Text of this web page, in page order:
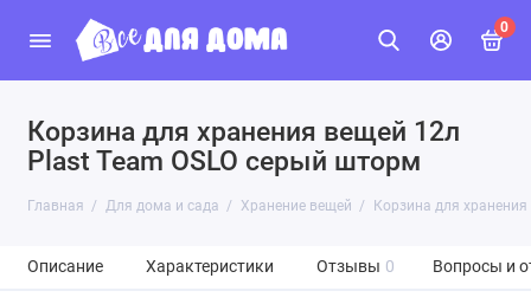
0
Корзина для хранения вещей 12л
Plast Team OSLO серый шторм
Главная Для дома и сада Хранение вещей Корзина для
Описание Характеристики Отзывы 0 Вопросы и